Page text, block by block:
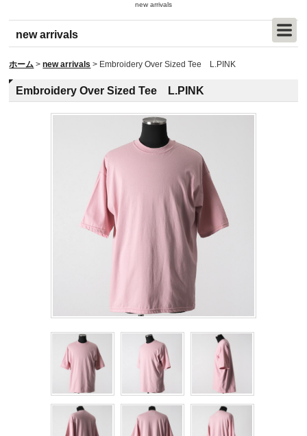
new arrivals
new arrivals
ホーム > new arrivals > Embroidery Over Sized Tee L.PINK
Embroidery Over Sized Tee L.PINK